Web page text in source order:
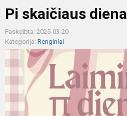
Pi skaičiaus diena
Paskelbta: 2025-03-20
Kategorija: Renginiai